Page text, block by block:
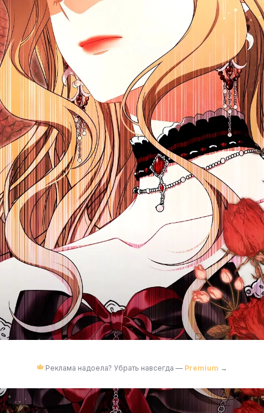
Реклама надоела? Убрать навсегда — Premium →